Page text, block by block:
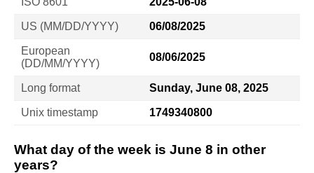
US (MM/DD/YYYY) 06/08/2025
European
(DD/MM/YYYY)
08/06/2025
Long format Sunday, June 08, 2025
Unix timestamp 1749340800
What day of the week is June 8 in other
years?